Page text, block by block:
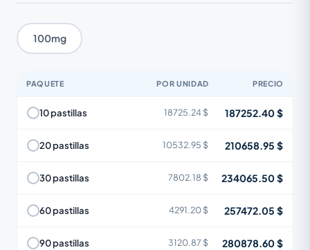
100mg
PAQUETE POR UNIDAD PRECIO
10 pastillas 18725.24 $ 187252.40 $
20 pastillas 10532.95 $ 210658.95 $
30 pastillas 7802.18 $ 234065.50 $
60 pastillas 4291.20 $ 257472.05 $
90 pastillas 3120.87 $ 280878.60 $